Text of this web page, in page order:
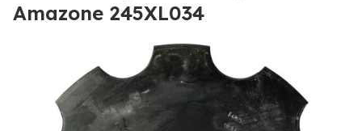
Amazone 245XL034